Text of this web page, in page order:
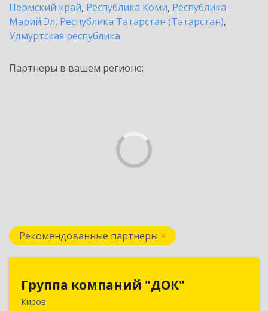
Пермский край, Республика Коми, Республика
Марий Эл, Республика Татарстан (Татарстан),
Удмуртская республика
Партнеры в вашем регионе:
Рекомендованные партнеры
Группа компаний "ДОК"
Киров
Группа компаний "ДОК"
610017, Кировская обл, Киров г, Горького ул,